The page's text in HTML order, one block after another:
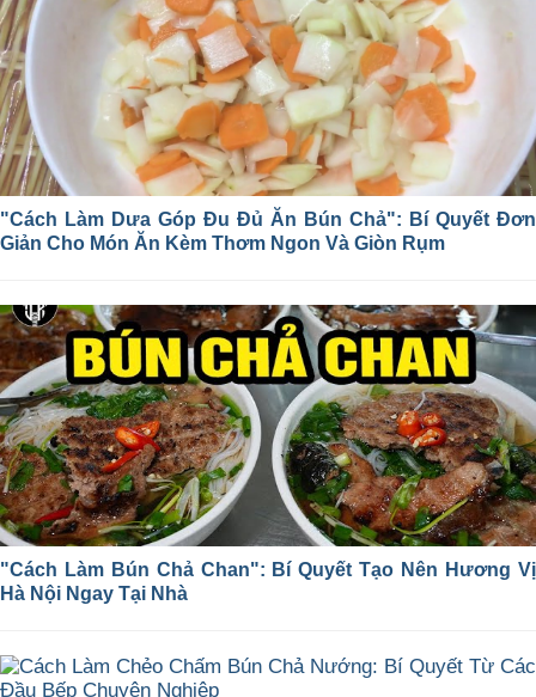
"Cách Làm Dưa Góp Đu Đủ Ăn Bún Chả": Bí Quyết Đơn
Giản Cho Món Ăn Kèm Thơm Ngon Và Giòn Rụm
"Cách Làm Bún Chả Chan": Bí Quyết Tạo Nên Hương Vị
Hà Nội Ngay Tại Nhà